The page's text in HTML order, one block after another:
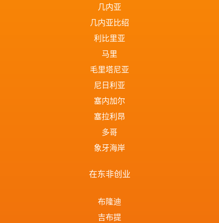
几内亚
几内亚比绍
利比里亚
马里
毛里塔尼亚
尼日利亚
塞内加尔
塞拉利昂
多哥
象牙海岸
在东非创业
布隆迪
吉布提